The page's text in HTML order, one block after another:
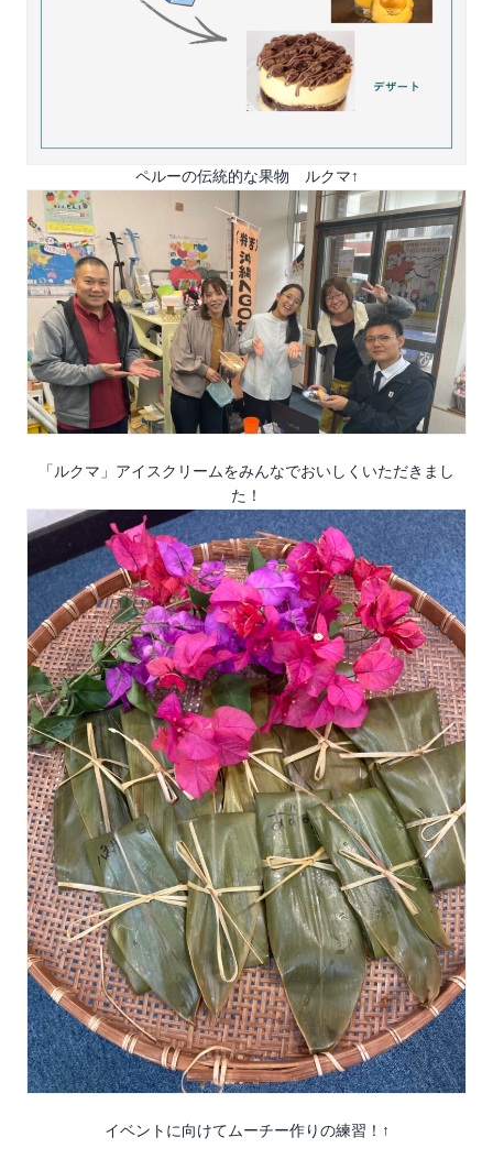
ペルーの伝統的な果物 ルクマ↑
「ルクマ」アイスクリームをみんなでおいしくいただきまし
た！
イベントに向けてムーチー作りの練習！↑